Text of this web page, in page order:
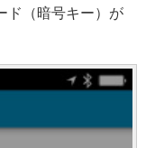
ド（暗号キー）が